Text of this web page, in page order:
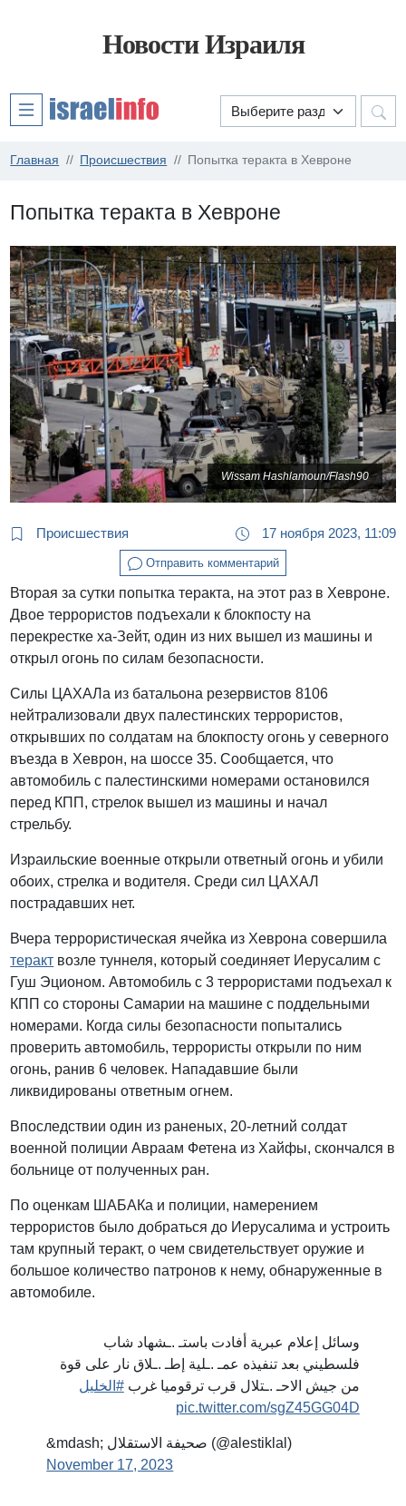
Новости Израиля
Главная Происшествия Попытка теракта в Хевроне
Попытка теракта в Хевроне
Wissam Hashlamoun/Flash90
Происшествия 17 ноября 2023, 11:09
Отправить комментарий
Вторая за сутки попытка теракта, на этот раз в Хевроне.
Двое террористов подъехали к блокпосту на
перекрестке ха-Зейт, один из них вышел из машины и
открыл огонь по силам безопасности.
Силы ЦАХАЛа из батальона резервистов 8106
нейтрализовали двух палестинских террористов,
открывших по солдатам на блокпосту огонь у северного
въезда в Хеврон, на шоссе 35. Сообщается, что
автомобиль с палестинскими номерами остановился
перед КПП, стрелок вышел из машины и начал
стрельбу.
Израильские военные открыли ответный огонь и убили
обоих, стрелка и водителя. Среди сил ЦАХАЛ
пострадавших нет.
Вчера террористическая ячейка из Хеврона совершила
теракт возле туннеля, который соединяет Иерусалим с
Гуш Эционом. Автомобиль с 3 террористами подъехал к
КПП со стороны Самарии на машине с поддельными
номерами. Когда силы безопасности попытались
проверить автомобиль, террористы открыли по ним
огонь, ранив 6 человек. Нападавшие были
ликвидированы ответным огнем.
Впоследствии один из раненых, 20-летний солдат
военной полиции Авраам Фетена из Хайфы, скончался в
больнице от полученных ран.
По оценкам ШАБАКа и полиции, намерением
террористов было добраться до Иерусалима и устроить
там крупный теракт, о чем свидетельствует оружие и
большое количество патронов к нему, обнаруженные в
автомобиле.
وسائل إعلام عبرية أفادت باستـ .ـشهاد شاب
فلسطيني بعد تنفيذه عمـ .ـلية إطـ .ـلاق نار على قوة
من جيش الاحـ .ـتلال قرب ترقوميا غرب#الخليل
pic.twitter.com/sgZ45GG04D
&mdash; صحيفة الاستقلال (@alestiklal)
November 17, 2023